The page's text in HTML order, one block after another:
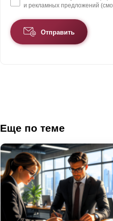
и рекламных предложений
Отправить
Еще по теме